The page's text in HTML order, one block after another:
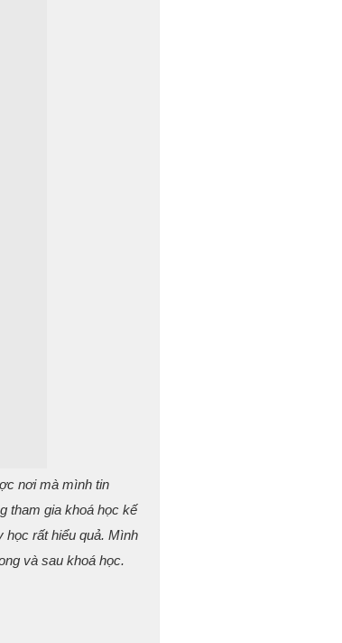
nơi mà mình tin
tham gia khoá học kế
học rất hiểu quả. Mình
và sau khoá học.